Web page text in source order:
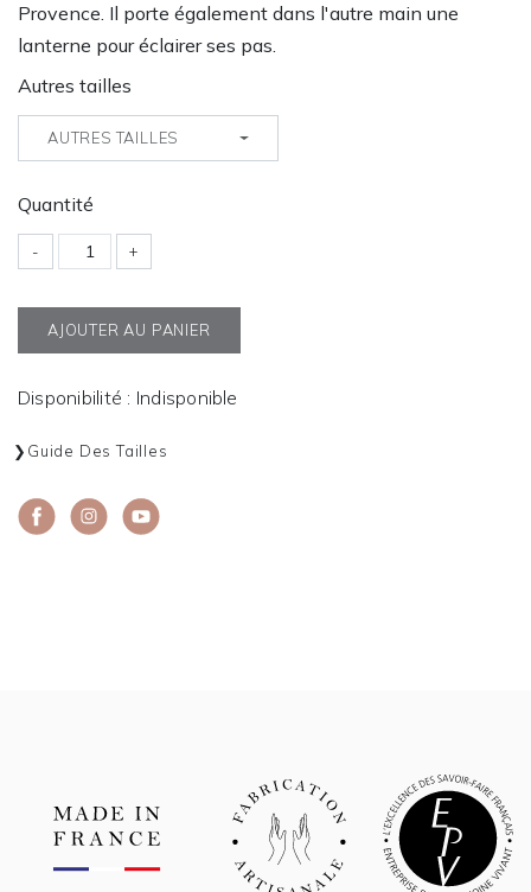
Provence. Il porte également dans l'autre main une
lanterne pour éclairer ses pas.
Autres tailles
AUTRES TAILLES
Quantité
- +
AJOUTER AU PANIER
Disponibilité : Indisponible
Guide Des Tailles